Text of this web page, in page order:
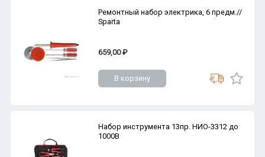
Ремонтный набор электрика, 6 предм.//
Sparta
659,00 ₽
В корзину
Набор инструмента 13пр. НИО-3312 до
1000В